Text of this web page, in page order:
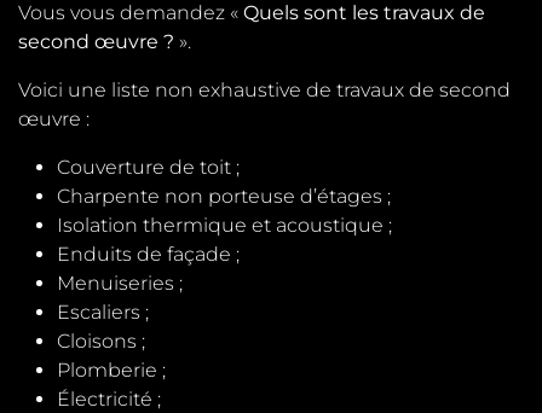
Vous vous demandez « Quels sont les travaux de
second œuvre ? ».
Voici une liste non exhaustive de travaux de second
œuvre :
Couverture de toit ;
Charpente non porteuse d’étages ;
Isolation thermique et acoustique ;
Enduits de façade ;
Menuiseries ;
Escaliers ;
Cloisons ;
Plomberie ;
Électricité ;